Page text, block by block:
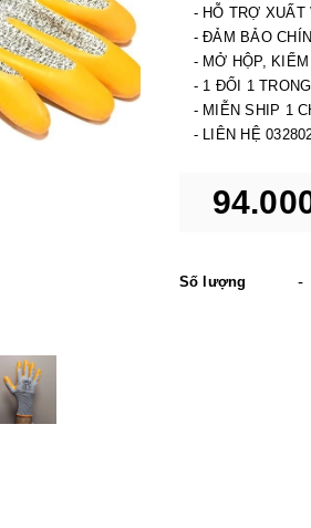
- HỖ TRỢ XUẤT
- ĐẢM BẢO
- MỞ HỘP,
- 1 ĐỔI 1
- MIỄN SHIP 1
- LIÊN HỆ
Số lượng -